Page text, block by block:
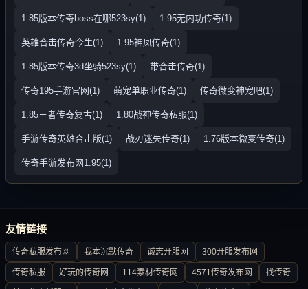
1.85版本传奇boss在哪523sy(1) 1.95无内功传奇(1)
英雄合击传奇今生(1) 1.95神凤传奇(1)
1.85版本传奇3d坐骑523sy(1) 带合击传奇(1)
传奇195手游官网(1) 萌宠单职业传奇(1) 传奇微变神宠吧(1)
1.85王者传奇复古(1) 1.80战神传奇私服(1)
手游传奇英雄合击版(1) 战刃迷失传奇(1) 1.76版本微变传奇(1)
传奇手游发布网1.95(1)
友情链接
传奇私服发布网 我本沉默传奇 诚志开服网 300开服发布网
传奇私服 好玩的传奇网 114素材传奇网 4571传奇发布网 找传奇